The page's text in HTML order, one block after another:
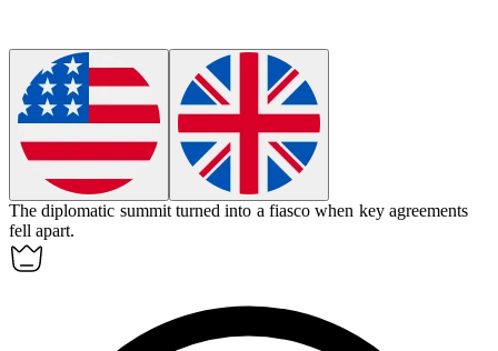
The diplomatic summit turned into a fiasco when key agreements
fell apart.